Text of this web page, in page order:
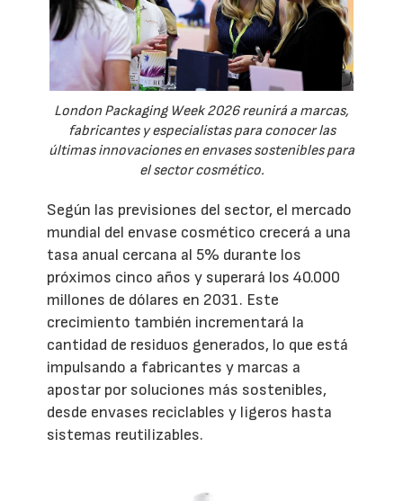
London Packaging Week 2026 reunirá a marcas,
fabricantes y especialistas para conocer las
últimas innovaciones en envases sostenibles para
el sector cosmético.
Según las previsiones del sector, el mercado
mundial del envase cosmético crecerá a una
tasa anual cercana al 5% durante los
próximos cinco años y superará los 40.000
millones de dólares en 2031. Este
crecimiento también incrementará la
cantidad de residuos generados, lo que está
impulsando a fabricantes y marcas a
apostar por soluciones más sostenibles,
desde envases reciclables y ligeros hasta
sistemas reutilizables.